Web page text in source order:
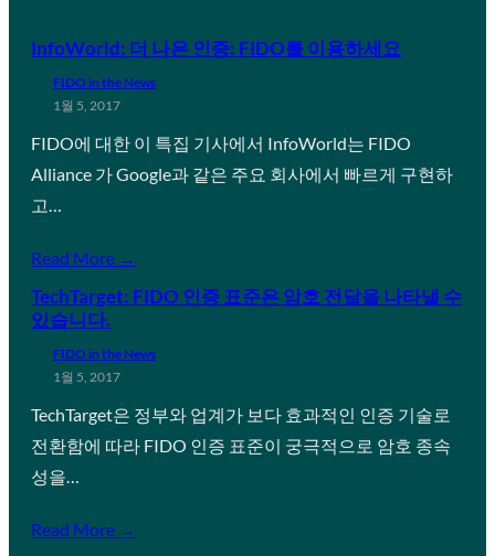
InfoWorld: 더 나은 인증: FIDO를 이용하세요
FIDO in the News
1월 5, 2017
FIDO에 대한 이 특집 기사에서 InfoWorld는 FIDO
Alliance 가 Google과 같은 주요 회사에서 빠르게 구현하
고…
Read More →
TechTarget: FIDO 인증 표준은 암호 전달을 나타낼 수
있습니다.
FIDO in the News
1월 5, 2017
TechTarget은 정부와 업계가 보다 효과적인 인증 기술로
전환함에 따라 FIDO 인증 표준이 궁극적으로 암호 종속
성을…
Read More →